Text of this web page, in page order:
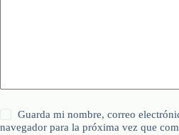
Guarda mi nombre, correo
navegador para la próxima vez que